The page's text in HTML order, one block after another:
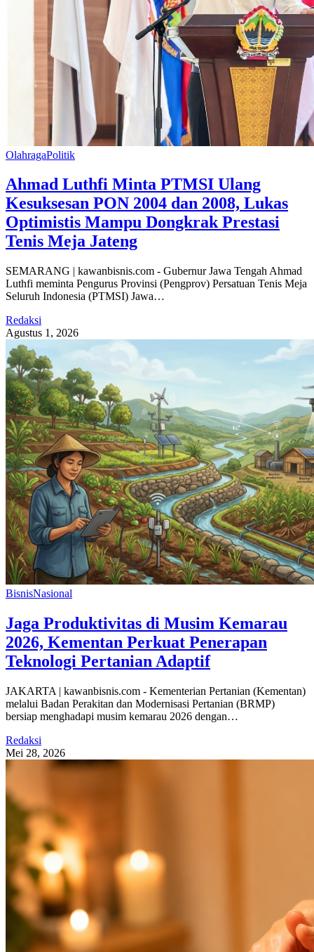
OlahragaPolitik
Ahmad Luthfi Minta PTMSI Ulang
Kesuksesan PON 2004 dan 2008, Lukas
Optimistis Mampu Dongkrak Prestasi
Tenis Meja Jateng
SEMARANG | kawanbisnis.com - Gubernur Jawa Tengah Ahmad
Luthfi meminta Pengurus Provinsi (Pengprov) Persatuan Tenis Meja
Seluruh Indonesia (PTMSI) Jawa…
Redaksi
Agustus 1, 2026
BisnisNasional
Jaga Produktivitas di Musim Kemarau
2026, Kementan Perkuat Penerapan
Teknologi Pertanian Adaptif
JAKARTA | kawanbisnis.com - Kementerian Pertanian (Kementan)
melalui Badan Perakitan dan Modernisasi Pertanian (BRMP)
bersiap menghadapi musim kemarau 2026 dengan…
Redaksi
Mei 28, 2026